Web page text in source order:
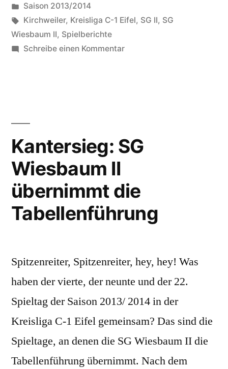
schlägt
den
härtesten
von
Veröffentlicht
in
Saison 2013/2014
Schlagwörter:
Kirchweiler, Kreisliga C-1 Eifel, SG II, SG
Wiesbaum II, Spielberichte
Schreibe einen Kommentarzu
härtesten
Aufstiegsrennen
Kantersieg: SG
Wiesbaum II
übernimmt die
Tabellenführung
Spitzenreiter, Spitzenreiter, hey, hey! Was
haben der vierte, der neunte und der 22.
Spieltag der Saison 2013/ 2014 in der
Kreisliga C-1 Eifel gemeinsam? Das sind die
Spieltage, an denen die SG Wiesbaum II die
Tabellenführung übernimmt. Nach dem